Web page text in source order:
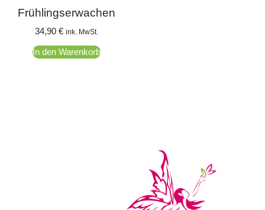
Frühlingserwachen
34,90 € ink. MwSt.
In den Warenkorb